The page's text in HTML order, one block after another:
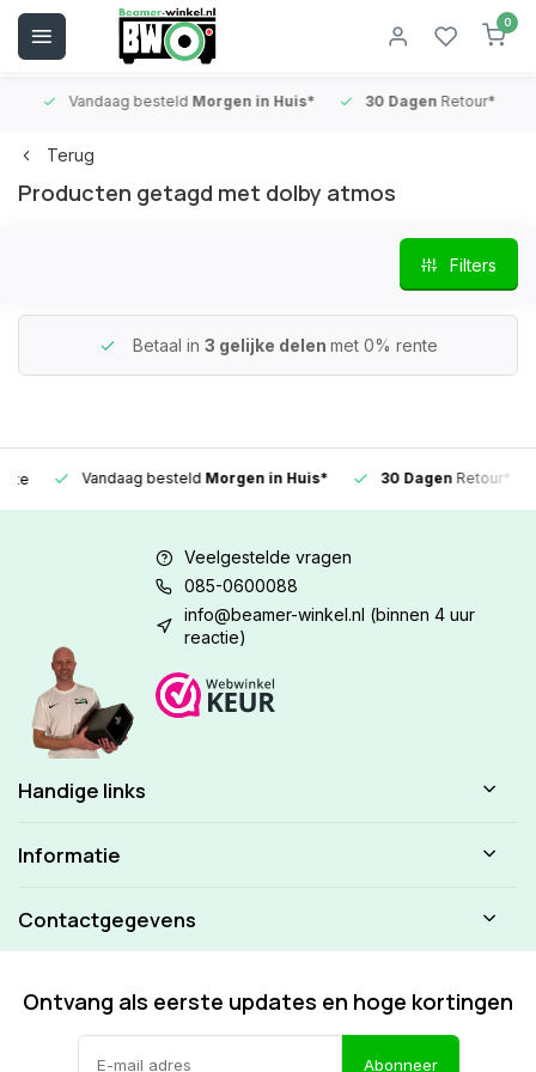
0
Vandaag besteldMorgen in Huis* 30 DagenRetour*
Terug
Producten getagd met dolby atmos
Filters
Betaal in 3 gelijke delen met 0% rente
Vandaag besteldMorgen in Huis* 30 DagenRetour*
Veelgestelde vragen
085-0600088
info@beamer-winkel.nl (binnen 4 uur
reactie)
Handige links
Informatie
Contactgegevens
Ontvang als eerste updates en hoge kortingen
Abonneer